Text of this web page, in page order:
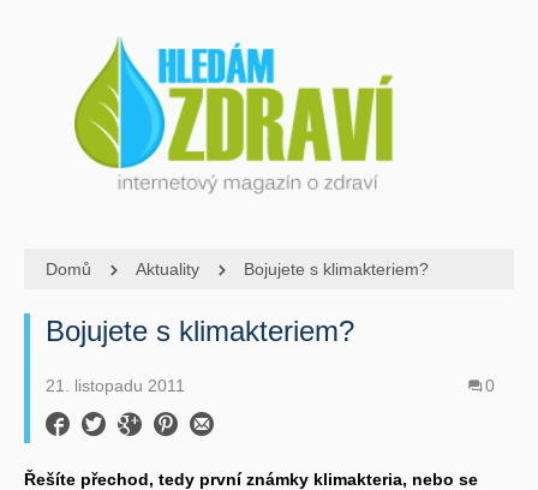
Domů Aktuality Bojujete s klimakteriem?
Bojujete s klimakteriem?
21. listopadu 2011 0
Řešíte přechod, tedy první známky klimakteria, nebo se